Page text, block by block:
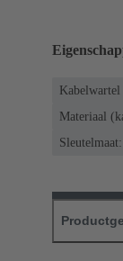
Kabelwartel
Materiaal